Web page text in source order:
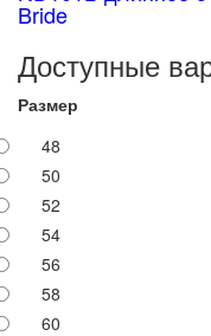
Bride
Доступные
Размер
48
50
52
54
56
58
60